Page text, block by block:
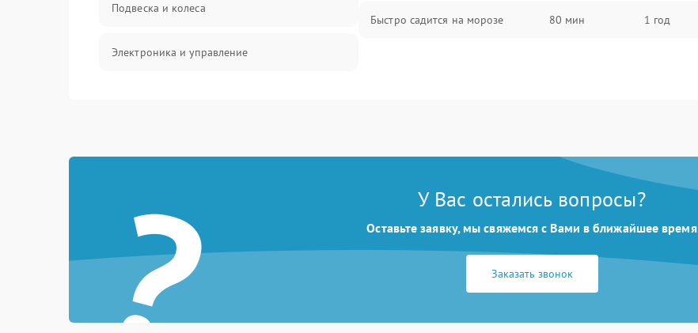
Подвеска и колеса
Электроника и управление
Батарея
Механические повреждения
Быстро садится на морозе 80 мин 1 год
? У Вас остались вопросы?
Оставьте заявку, мы свяжемся с Вами в ближайшее время
Заказать звонок